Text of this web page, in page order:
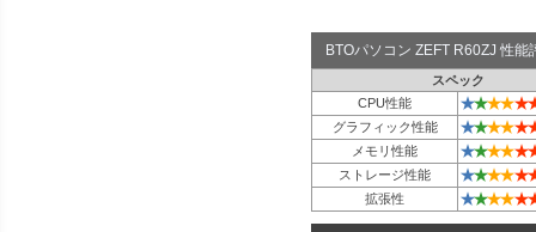
BTOパソコン ZEFT R60ZJ 性能
スペック
CPU性能
★★★★★
グラフィック性能 ★★★★★
メモリ性能 ★★★★★
ストレージ性能 ★★★★★
拡張性 ★★★★★